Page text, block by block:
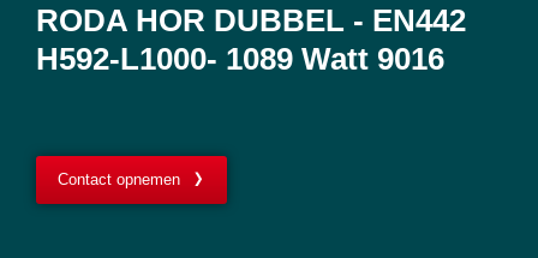
RODA HOR DUBBEL - EN442
H592-L1000- 1089 Watt 9016
Contact opnemen